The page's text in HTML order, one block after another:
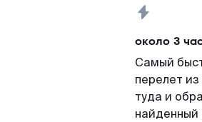
около 3
Самый
перелет из
туда и